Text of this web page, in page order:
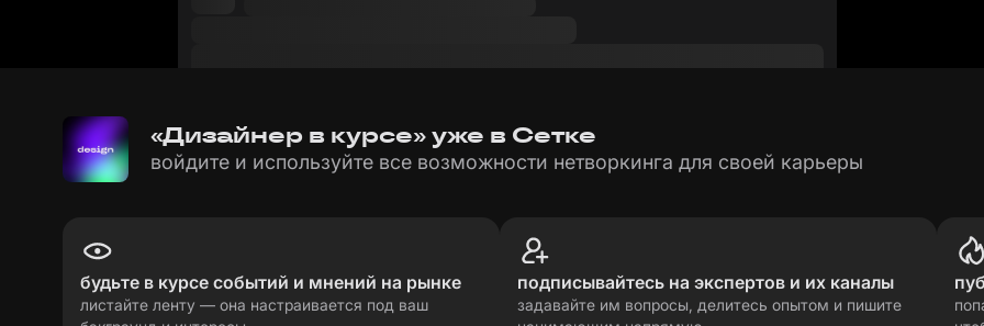
«Дизайнер в курсе» уже в Сетке
войдите и используйте все возможности нетворкинга для своей карьеры
будьте в курсе событий и мнений на рынке
листайте ленту — она настраивается под ваш
подписывайтесь на экспертов и их каналы
задавайте им вопросы, делитесь опытом и пишите